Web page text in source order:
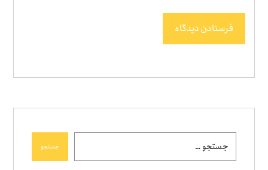
فرستادن دیدگاه
جستجو